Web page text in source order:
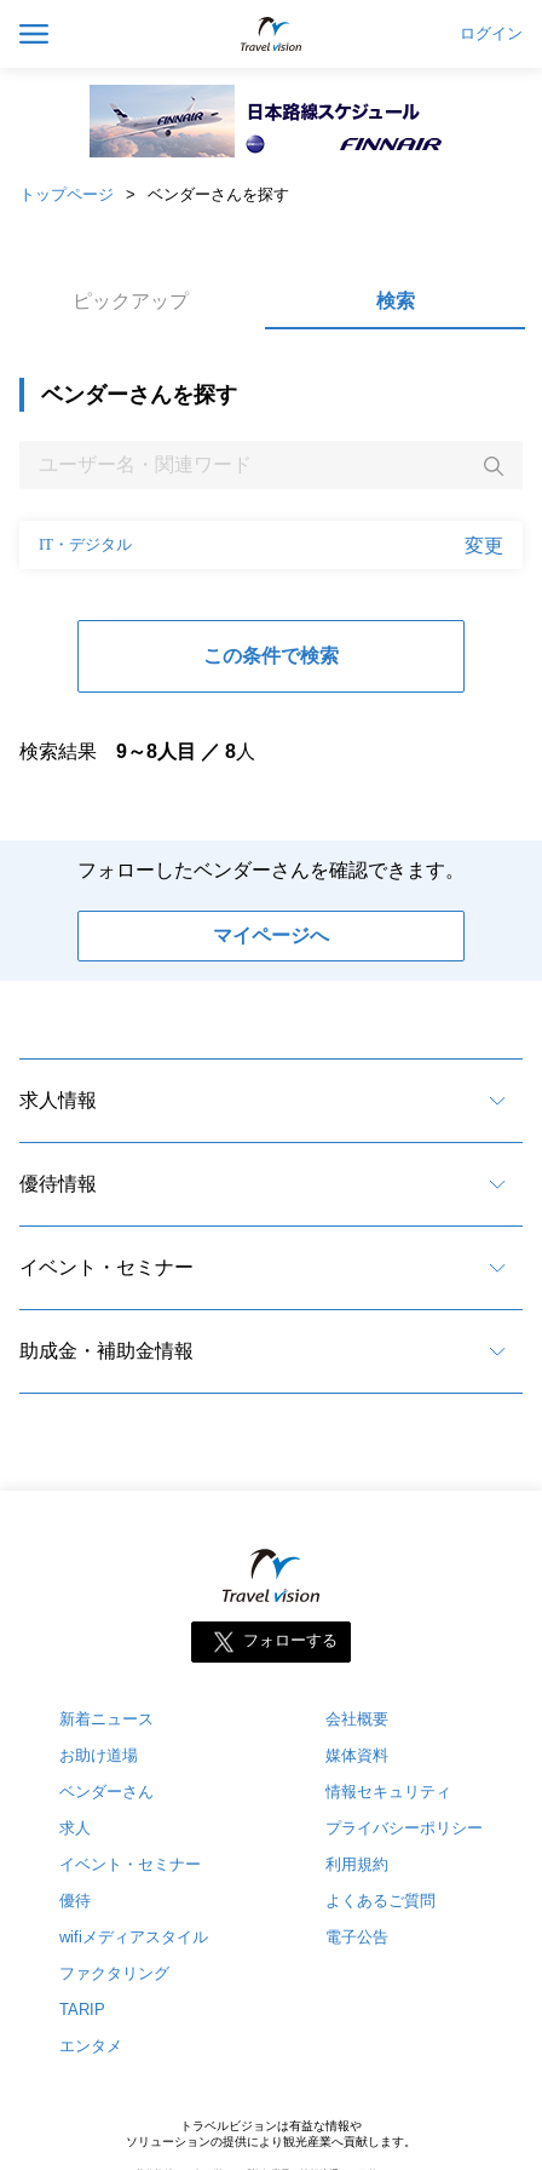
ログイン
トップページ ベンダーさんを探す
ピックアップ 検索
ベンダーさんを探す
検索結果 9～8人目 ／ 8人
フォローしたベンダーさんを確認できます。
マイページへ
求人情報
優待情報
イベント・セミナー
助成金・補助金情報
フォローする
新着ニュース
お助け道場
ベンダーさん
求人
イベント・セミナー
優待
wifiメディアスタイル
ファクタリング
TARIP
エンタメ
会社概要
媒体資料
情報セキュリティ
プライバシーポリシー
利用規約
よくあるご質問
電子公告
トラベルビジョンは有益な情報や
ソリューションの提供により観光産業へ貢献します。